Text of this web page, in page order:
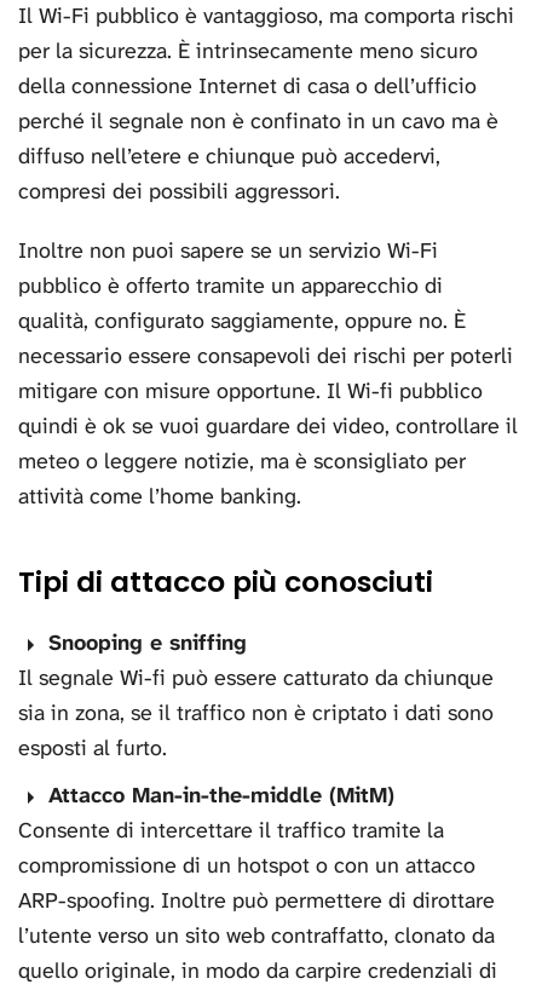
Il Wi-Fi pubblico è vantaggioso, ma comporta rischi
per la sicurezza. È intrinsecamente meno sicuro
della connessione Internet di casa o dell’ufficio
perché il segnale non è confinato in un cavo ma è
diffuso nell’etere e chiunque può accedervi,
compresi dei possibili aggressori.
Inoltre non puoi sapere se un servizio Wi-Fi
pubblico è offerto tramite un apparecchio di
qualità, configurato saggiamente, oppure no. È
necessario essere consapevoli dei rischi per poterli
mitigare con misure opportune. Il Wi-fi pubblico
quindi è ok se vuoi guardare dei video, controllare il
meteo o leggere notizie, ma è sconsigliato per
attività come l’home banking.
Tipi di attacco più conosciuti
Snooping e sniffing
Il segnale Wi-fi può essere catturato da chiunque
sia in zona, se il traffico non è criptato i dati sono
esposti al furto.
Attacco Man-in-the-middle (MitM)
Consente di intercettare il traffico tramite la
compromissione di un hotspot o con un attacco
ARP-spoofing. Inoltre può permettere di dirottare
l’utente verso un sito web contraffatto, clonato da
quello originale, in modo da carpire credenziali di